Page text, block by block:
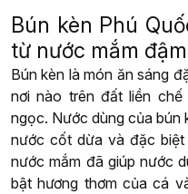
Bún kèn Phú
từ nước mắm
Bún kèn là món ăn sáng
nơi nào trên đất liền
ngọc. Nước dùng của bún
nước cốt dừa và đặc biệt
nước mắm đã giúp nước
bật hương thơm của cá